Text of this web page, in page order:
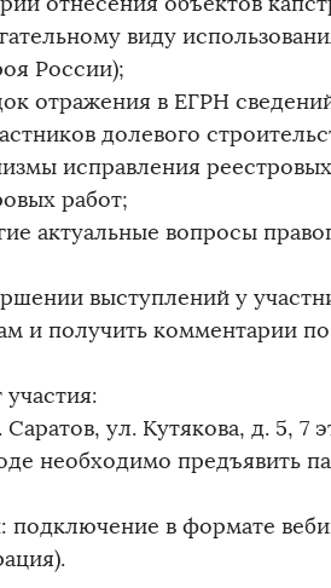
виду
России);
отражения в ЕГРН
долевого
исправления
работ;
актуальные вопросы
выступлений у
и получить комментарии
ул. Кутякова, д. 5, 7
необходимо предъявить
подключение в формате